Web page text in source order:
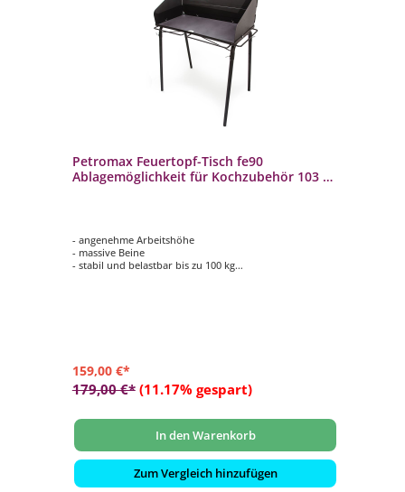
Petromax Feuertopf-Tisch fe90
Ablagemöglichkeit für Kochzubehör 103 x
- angenehme Arbeitshöhe
- massive Beine
- stabil und belastbar bis zu 100 kg
159,00 €*
179,00 €* (11.17% gespart)
In den Warenkorb
Zum Vergleich hinzufügen